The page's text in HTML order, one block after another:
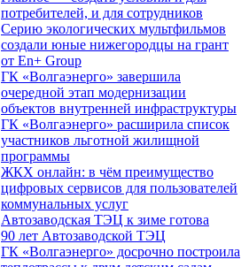
потребителей, и для сотрудников
Серию экологических мультфильмов
создали юные нижегородцы на грант
от En+ Group
ГК «Волгаэнерго» завершила
очередной этап модернизации
объектов внутренней инфраструктуры
ГК «Волгаэнерго» расширила список
участников льготной жилищной
программы
ЖКХ онлайн: в чём преимущество
цифровых сервисов для пользователей
коммунальных услуг
Автозаводская ТЭЦ к зиме готова
90 лет Автозаводской ТЭЦ
ГК «Волгаэнерго» досрочно построила